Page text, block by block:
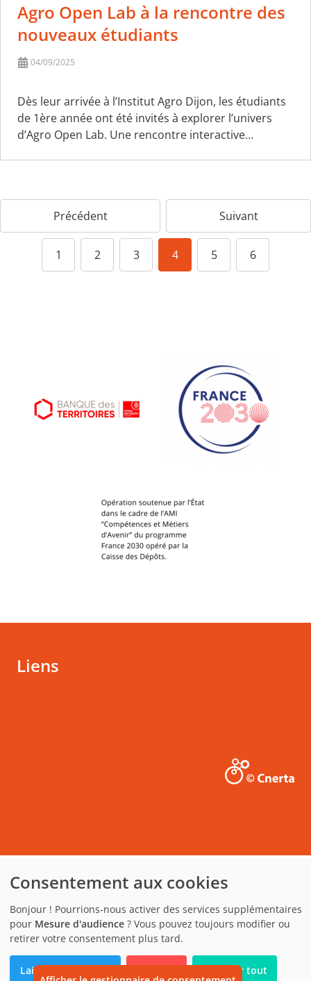
Agro Open Lab à la rencontre des
nouveaux étudiants
04/09/2025
Dès leur arrivée à l’Institut Agro Dijon, les étudiants
de 1ère année ont été invités à explorer l’univers
d’Agro Open Lab. Une rencontre interactive…
Précédent Suivant
1 2 3 4 5 6
Liens
Consentement aux cookies
Bonjour ! Pourrions-nous activer des services supplémentaires
pour Mesure d'audience ? Vous pouvez toujours modifier ou
retirer votre consentement plus tard.
Laissez-moi choisir Accepter tout